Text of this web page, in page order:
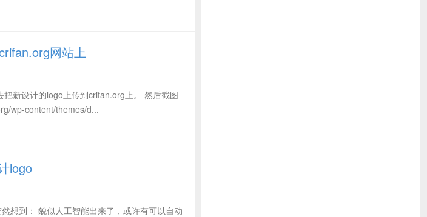
网站上
新设计的logo上传到crifan.org上。 然后截图
wp-content/themes/d...
logo
想到： 貌似人工智能出来了，或许有可以自动